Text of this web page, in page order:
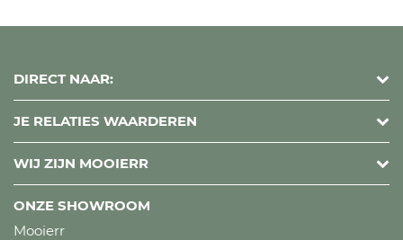
DIRECT NAAR:
JE RELATIES WAARDEREN
WIJ ZIJN MOOIERR
ONZE SHOWROOM
Mooierr